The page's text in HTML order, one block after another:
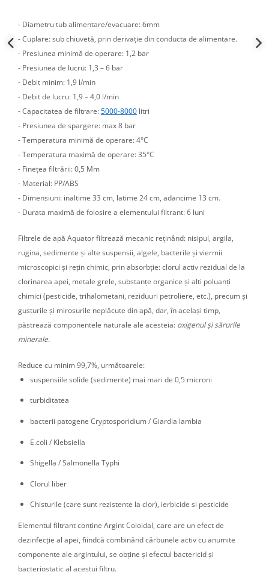
- Diametru tub alimentare/evacuare: 6mm
- Cuplare: sub chiuvetă, prin derivație din conducta de alimentare.
- Presiunea minimă de operare: 1,2 bar
- Presiunea de lucru: 1,3 – 6 bar
- Debit minim: 1,9 l/min
- Debit de lucru: 1,9 – 4,0 l/min
- Capacitatea de filtrare:5000-8000 litri
- Presiunea de spargere: max 8 bar
- Temperatura minimă de operare: 4°C
- Temperatura maximă de operare: 35°C
- Finețea filtrării: 0,5 Mm
- Material: PP/ABS
- Dimensiuni: inaltime 33 cm, latime 24 cm, adancime 13 cm.
- Durata maximă de folosire a elementului filtrant: 6 luni
Filtrele de apă Aquator filtrează mecanic reținând: nisipul, argila,
rugina, sedimente și alte suspensii, algele, bacterile și viermii
microscopici și rețin chimic, prin absorbție: clorul activ rezidual de la
clorinarea apei, metale grele, substanțe organice și alti poluanți
chimici (pesticide, trihalometani, reziduuri petroliere, etc.), precum și
gusturile și mirosurile neplăcute din apă, dar, în același timp,
păstrează componentele naturale ale acesteia: oxigenul și sărurile
minerale.
Reduce cu minim 99,7%, următoarele:
suspensiile solide (sedimente) mai mari de 0,5 microni
turbiditatea
bacterii patogene Cryptosporidium / Giardia lambia
E.coli / Klebsiella
Shigella / Salmonella Typhi
Clorul liber
Chisturile (care sunt rezistente la clor), ierbicide si pesticide
Elementul filtrant conține Argint Coloidal, care are un efect de
dezinfecție al apei, fiindcă combinând cărbunele activ cu anumite
componente ale argintului, se obține și efectul bactericid și
bacteriostatic al acestui filtru.